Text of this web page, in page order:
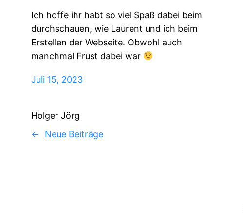
Ich hoffe ihr habt so viel Spaß dabei beim
durchschauen, wie Laurent und ich beim
Erstellen der Webseite. Obwohl auch
manchmal Frust dabei war
Juli 15, 2023
Holger Jörg
←
Neue Beiträge